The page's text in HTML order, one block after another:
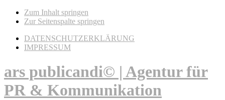
Zum Inhalt springen
Zur Seitenspalte springen
DATENSCHUTZERKLÄRUNG
IMPRESSUM
ars publicandi© | Agentur für
PR & Kommunikation